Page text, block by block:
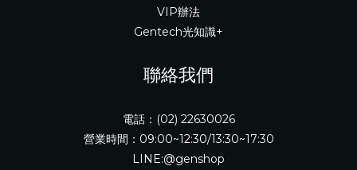
VIP辦法
Gentech光知識+
聯絡我們
電話：(02) 22630026
營業時間：09:00~12:30/13:30~17:30
LINE:@genshop